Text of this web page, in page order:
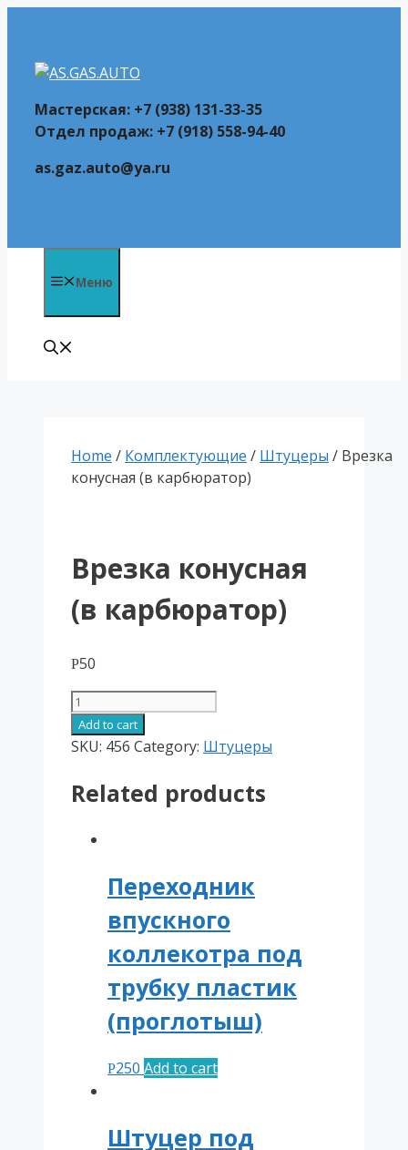
содержимому
Мастерская: +7 (938) 131-33-35
Отдел продаж: +7 (918) 558-94-40
as.gaz.auto@ya.ru
Меню
Home / Комплектующие / Штуцеры / Врезка
конусная (в карбюратор)
Врезка конусная
(в карбюратор)
Р50
Врезка
конусная
(в
quantity
Add to cart
SKU: 456 Category: Штуцеры
Related products
Переходник
впускного
коллекотра под
трубку пластик
(проглотыш)
Р250 Add to cart
Штуцер под